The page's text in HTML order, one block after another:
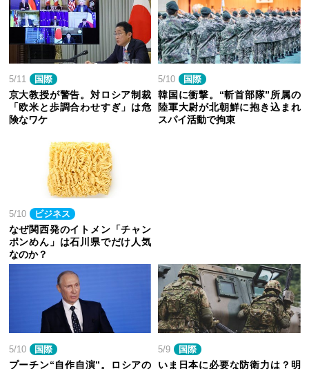
5/11 国際
京大教授が警告。対ロシア制裁
「欧米と歩調合わせすぎ」は危
険なワケ
5/10 国際
韓国に衝撃。“斬首部隊”所属の
陸軍大尉が北朝鮮に抱き込まれ
スパイ活動で拘束
5/10 ビジネス
なぜ関西発のイトメン「チャン
ポンめん」は石川県でだけ人気
なのか？
5/10 国際
プーチン“自作自演”。ロシアの
5/9 国際
いま日本に必要な防衛力は？明